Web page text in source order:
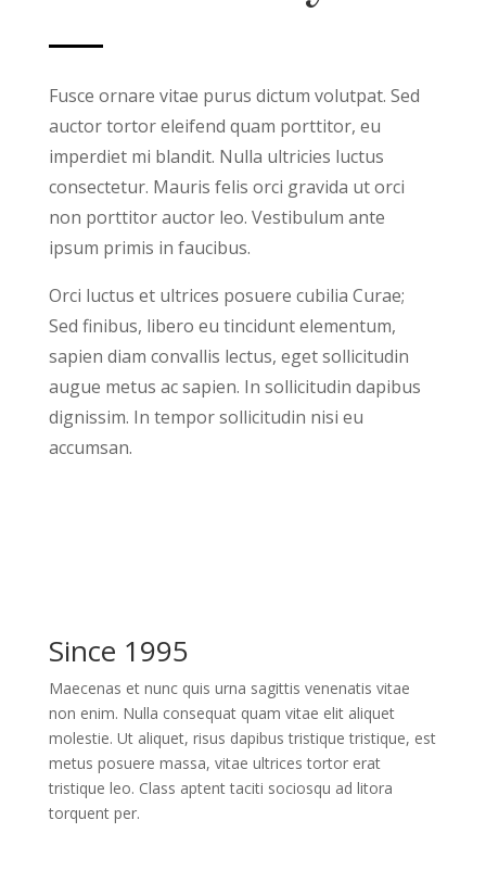
Fusce ornare vitae purus dictum volutpat. Sed
auctor tortor eleifend quam porttitor, eu
imperdiet mi blandit. Nulla ultricies luctus
consectetur. Mauris felis orci gravida ut orci
non porttitor auctor leo. Vestibulum ante
ipsum primis in faucibus.
Orci luctus et ultrices posuere cubilia Curae;
Sed finibus, libero eu tincidunt elementum,
sapien diam convallis lectus, eget sollicitudin
augue metus ac sapien. In sollicitudin dapibus
dignissim. In tempor sollicitudin nisi eu
accumsan.
Since 1995
Maecenas et nunc quis urna sagittis venenatis vitae
non enim. Nulla consequat quam vitae elit aliquet
molestie. Ut aliquet, risus dapibus tristique tristique, est
metus posuere massa, vitae ultrices tortor erat
tristique leo. Class aptent taciti sociosqu ad litora
torquent per.